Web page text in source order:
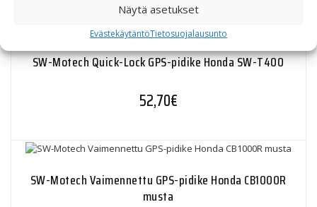
Näytä asetukset
EvästekäytäntöTietosuojalausunto
SW-Motech Quick-Lock GPS-pidike Honda SW-T400
52,70€
SW-Motech Vaimennettu GPS-pidike Honda CB1000R
musta